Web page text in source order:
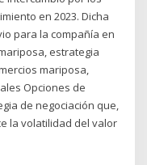
en 2023. Dicha
para la compañía en
estrategia
mariposa,
Opciones de
de negociación que,
la volatilidad del valor